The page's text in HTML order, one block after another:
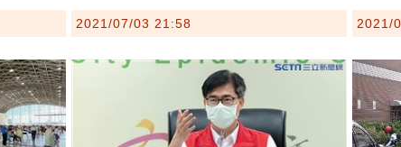
2021/07/03 21:58 2021/